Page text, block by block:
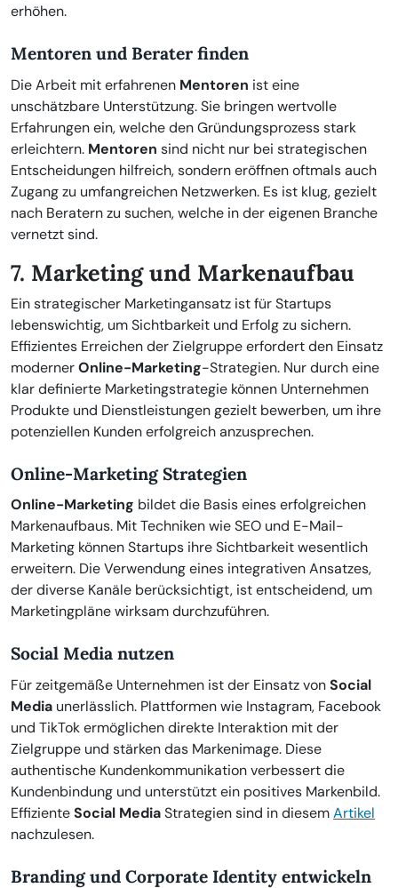
erhöhen.
Mentoren und Berater finden
Die Arbeit mit erfahrenen Mentoren ist eine
unschätzbare Unterstützung. Sie bringen wertvolle
Erfahrungen ein, welche den Gründungsprozess stark
erleichtern. Mentoren sind nicht nur bei strategischen
Entscheidungen hilfreich, sondern eröffnen oftmals auch
Zugang zu umfangreichen Netzwerken. Es ist klug, gezielt
nach Beratern zu suchen, welche in der eigenen Branche
vernetzt sind.
7. Marketing und Markenaufbau
Ein strategischer Marketingansatz ist für Startups
lebenswichtig, um Sichtbarkeit und Erfolg zu sichern.
Effizientes Erreichen der Zielgruppe erfordert den Einsatz
modernerOnline-Marketing-Strategien. Nur durch eine
klar definierte Marketingstrategie können Unternehmen
Produkte und Dienstleistungen gezielt bewerben, um ihre
potenziellen Kunden erfolgreich anzusprechen.
Online-Marketing Strategien
Online-Marketing bildet die Basis eines erfolgreichen
Markenaufbaus. Mit Techniken wie SEO und E-Mail-
Marketing können Startups ihre Sichtbarkeit wesentlich
erweitern. Die Verwendung eines integrativen Ansatzes,
der diverse Kanäle berücksichtigt, ist entscheidend, um
Marketingpläne wirksam durchzuführen.
Social Media nutzen
Für zeitgemäße Unternehmen ist der Einsatz vonSocial
Media unerlässlich. Plattformen wie Instagram, Facebook
und TikTok ermöglichen direkte Interaktion mit der
Zielgruppe und stärken das Markenimage. Diese
authentische Kundenkommunikation verbessert die
Kundenbindung und unterstützt ein positives Markenbild.
EffizienteSocial MediaStrategien sind in diesemArtikel
nachzulesen.
Branding und Corporate Identity entwickeln